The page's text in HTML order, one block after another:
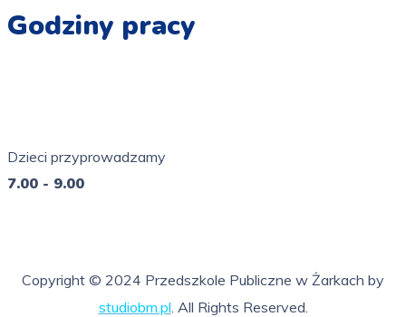
Godziny pracy
Dzieci przyprowadzamy
7.00 - 9.00
Copyright © 2024 Przedszkole Publiczne w Żarkach by
studiobm.pl . All Rights Reserved.